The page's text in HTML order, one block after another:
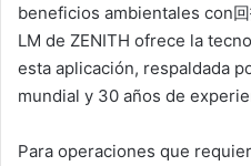
beneficios ambientales con
LM de ZENITH ofrece la
esta aplicación, respaldada
mundial y 30 años de
Para operaciones que